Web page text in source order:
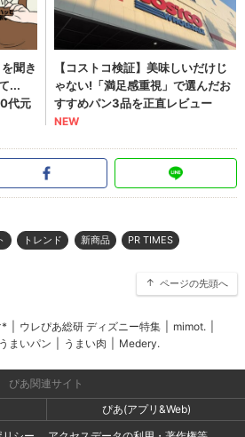
トレンド 新商品 PR TIMES
ページの先頭へ
* ウレぴあ総研 ディズニー特集 mimot.
うまいパン うまい肉 Medery.
ぴあ関連サイト
ぴあ(アプリ&Web)